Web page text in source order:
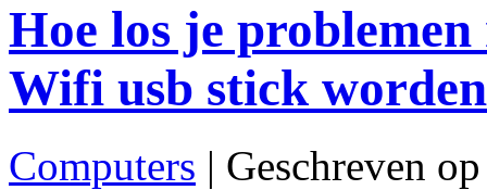
Hoe los je
Wifi usb stick
Computers | Geschreven